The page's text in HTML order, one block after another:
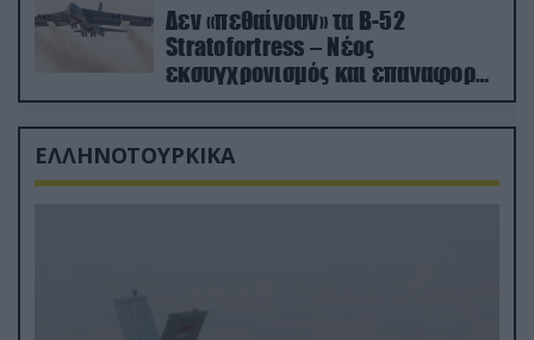
Δεν «πεθαίνουν» τα Β-52
Stratofortress – Νέος
εκσυγχρονισμός και επαναφορά
από τα «νεκροταφεία»
ΕΛΛΗΝΟΤΟΥΡΚΙΚΑ